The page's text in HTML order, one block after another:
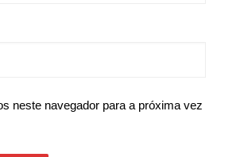
neste navegador para a próxima vez